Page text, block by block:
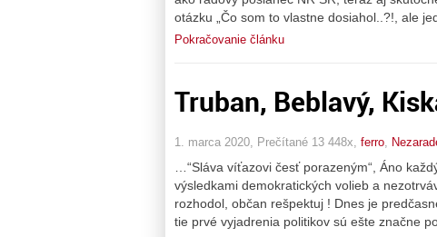
otázku „Čo som to vlastne dosiahol..?!, ale
Pokračovanie článku
Truban, Beblavý,
1. marca 2020, Prečítané 13 448x, ferro,
…“Sláva víťazovi česť porazeným“, Áno
výsledkami demokratických volieb a
rozhodol, občan rešpektuj ! Dnes je
tie prvé vyjadrenia politikov sú ešte značne